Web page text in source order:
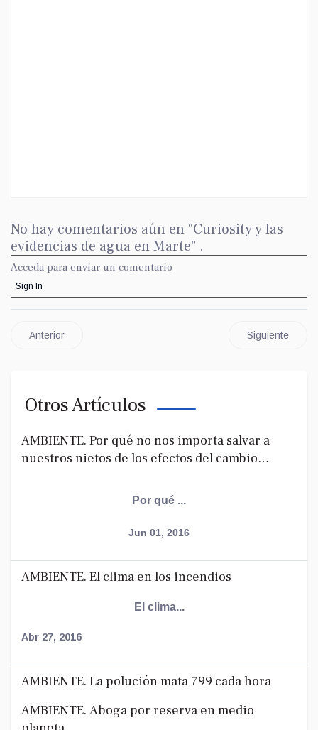
No hay comentarios aún en “Curiosity y las
evidencias de agua en Marte” .
Acceda para enviar un comentario
Sign In
Anterior Siguiente
Otros Artículos
AMBIENTE. Por qué no nos importa salvar a
nuestros nietos de los efectos del cambio
Por qué ...
Jun 01, 2016
AMBIENTE. El clima en los incendios
El clima...
Abr 27, 2016
AMBIENTE. La polución mata 799 cada hora
AMBIENTE. Aboga por reserva en medio